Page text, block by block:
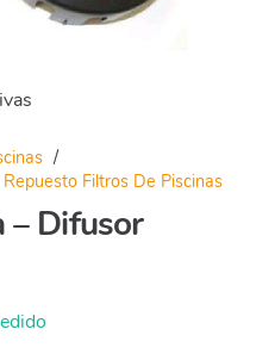
/
Repuesto Filtros De Piscinas
– Difusor